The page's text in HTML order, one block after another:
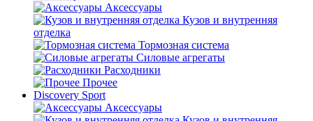
Аксессуары
Кузов и внутренняя
отделка
Тормозная система
Силовые агрегаты
Расходники
Прочее
Discovery Sport
Аксессуары